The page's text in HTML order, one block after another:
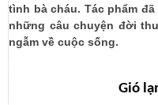
tình bà cháu. Tác phẩm
những câu chuyện đời
ngẫm về cuộc sống.
Gió